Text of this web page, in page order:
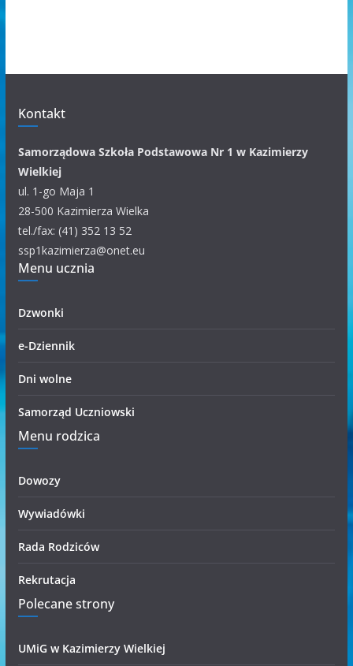
m
k
a
t
e
g
o
r
i
i
Kontakt
Samorządowa Szkoła Podstawowa Nr 1 w Kazimierzy
Wielkiej
ul. 1-go Maja 1
28-500 Kazimierza Wielka
tel./fax: (41) 352 13 52
ssp1kazimierza@onet.eu
Menu ucznia
Dzwonki
e-Dziennik
Dni wolne
Samorząd Uczniowski
Menu rodzica
Dowozy
Wywiadówki
Rada Rodziców
Rekrutacja
Polecane strony
UMiG w Kazimierzy Wielkiej